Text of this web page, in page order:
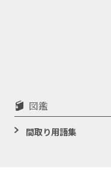
図鑑
間取り用語集